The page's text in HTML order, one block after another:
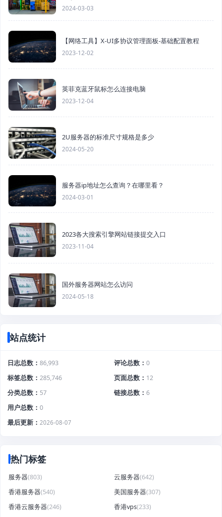
2024-03-03
【网络工具】X-UI多协议管理面板-基础配置教程
2023-12-02
英菲克蓝牙鼠标怎么连接电脑
2023-12-04
2U服务器的标准尺寸规格是多少
2024-05-20
服务器ip地址怎么查询？在哪里看？
2024-03-01
2023各大搜索引擎网站链接提交入口
2023-11-04
国外服务器网站怎么访问
2024-05-18
站点统计
日志总数 86,993 评论总数
0
标签总数
285,746 页面总数
12
分类总数
57 链接总数
6
用户总数
0
最后更新
2026-08-07
热门标签
服务器(803) 云服务器(642)
香港服务器(540) 美国服务器(307)
香港云服务器(246) 香港vps(233)